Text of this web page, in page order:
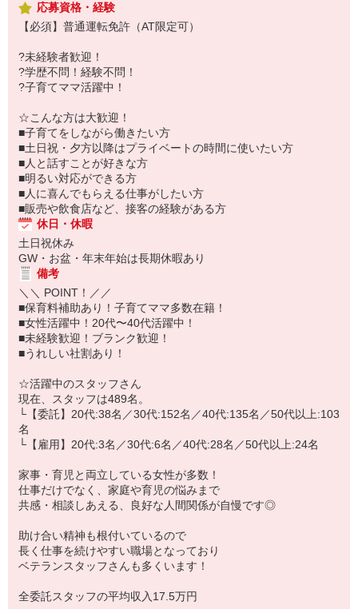
応募資格・経験
【必須】普通運転免許（AT限定可）
?未経験者歓迎！
?学歴不問！経験不問！
?子育てママ活躍中！
☆こんな方は大歓迎！
■子育てをしながら働きたい方
■土日祝・夕方以降はプライベートの時間に使いたい方
■人と話すことが好きな方
■明るい対応ができる方
■人に喜んでもらえる仕事がしたい方
■販売や飲食店など、接客の経験がある方
休日・休暇
土日祝休み
GW・お盆・年末年始は長期休暇あり
備考
＼＼ POINT！／／
■保育料補助あり！子育てママ多数在籍！
■女性活躍中！20代〜40代活躍中！
■未経験歓迎！ブランク歓迎！
■うれしい社割あり！
☆活躍中のスタッフさん
現在、スタッフは489名。
└【委託】20代:38名／30代:152名／40代:135名／50代以上:103
名
└【雇用】20代:3名／30代:6名／40代:28名／50代以上:24名
家事・育児と両立している女性が多数！
仕事だけでなく、家庭や育児の悩みまで
共感・相談しあえる、良好な人間関係が自慢です◎
助け合い精神も根付いているので
長く仕事を続けやすい職場となっており
ベテランスタッフさんも多くいます！
全委託スタッフの平均収入17.5万円